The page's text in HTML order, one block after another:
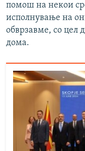
помош на некои
исполнување на
обврзавме, со цел
дома.